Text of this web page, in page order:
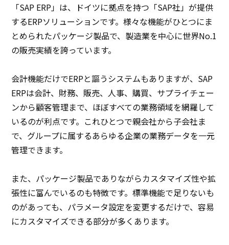
「SAP ERP」は、ドイツに拠点を持つ「SAP社」が提供
するERPソリューションです。様々な機能がひとつにま
とめられたパッケージ製品で、製造業を中心に世界No.1
の販売実績を誇っています。
会計機能だけでERPと謳うシステムもありますが、SAP
ERPは会計、財務、販売、人事、購買、サプライチェー
ンから顧客管理まで、ほぼすべての業務領域を網羅して
いるのが利点です。これひとつで親会社から子会社ま
で、グループに属するあらゆる企業の業務データを一元
管理できます。
また、パッケージ製品でありながらカスタマイズ性や拡
張性に富んでいるのも特徴です。標準機能で足りないも
のがあっても、パラメータ設定を変更するだけで、容易
にカスタマイズできる部分が多くあります。